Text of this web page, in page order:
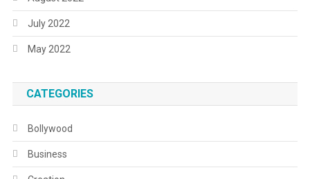
July 2022
May 2022
CATEGORIES
Bollywood
Business